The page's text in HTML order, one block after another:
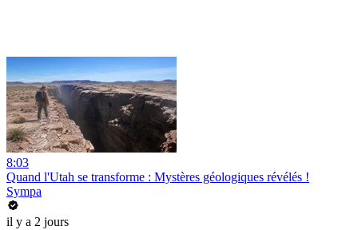
8:03
Quand l'Utah se transforme : Mystères géologiques révélés !
Sympa
il y a 2 jours